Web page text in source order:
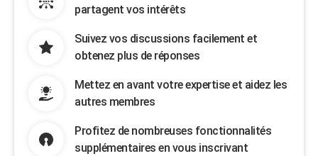
partagent vos intérêts
Suivez vos discussions facilement et
obtenez plus de réponses
Mettez en avant votre expertise et aidez les
autres membres
Profitez de nombreuses fonctionnalités
supplémentaires en vous inscrivant